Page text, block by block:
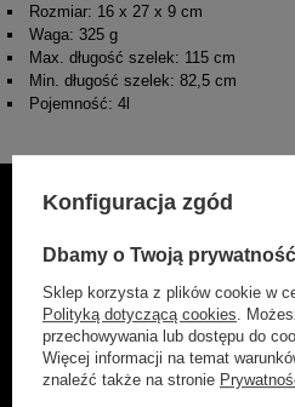
Rozmiar: 16 x 27 x 9 cm
Waga: 325 g
Max. długość szelek: 115 cm
Min. długość szelek: 82,5 cm
Pojemność: 4l
VIBE
Kolekcja Vibe to bestseller
szerokim wyborem wzorów.
nie tylko doskonały komfort
doskonałą oddychalność i
Konfiguracja zgód
Dbamy o Twoją prywatność
Sklep korzysta z plików cookie w
Polityką dotyczącą cookies.
przechowywania lub dostępu do
Więcej informacji na temat
znaleźć także na stronie